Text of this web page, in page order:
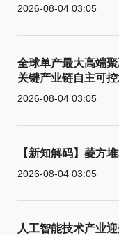
2026-08-04 03:05
全球单产最大高端
关键产业链自主可
2026-08-04 03:05
【新知解码】菱方
2026-08-04 03:05
人工智能技术产业